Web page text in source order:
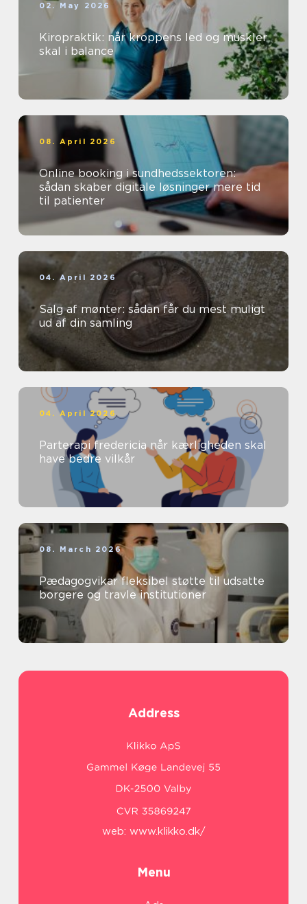
02. May 2026
Kiropraktik: når kroppens led og muskler
skal i balance
08. April 2026
Online booking i sundhedssektoren:
sådan skaber digitale løsninger mere tid
til patienter
04. April 2026
Salg af mønter: sådan får du mest muligt
ud af din samling
04. April 2026
Parterapi fredericia når kærligheden skal
have bedre vilkår
08. March 2026
Pædagogvikar fleksibel støtte til udsatte
borgere og travle institutioner
Address
web: www.klikko.dk/
Menu